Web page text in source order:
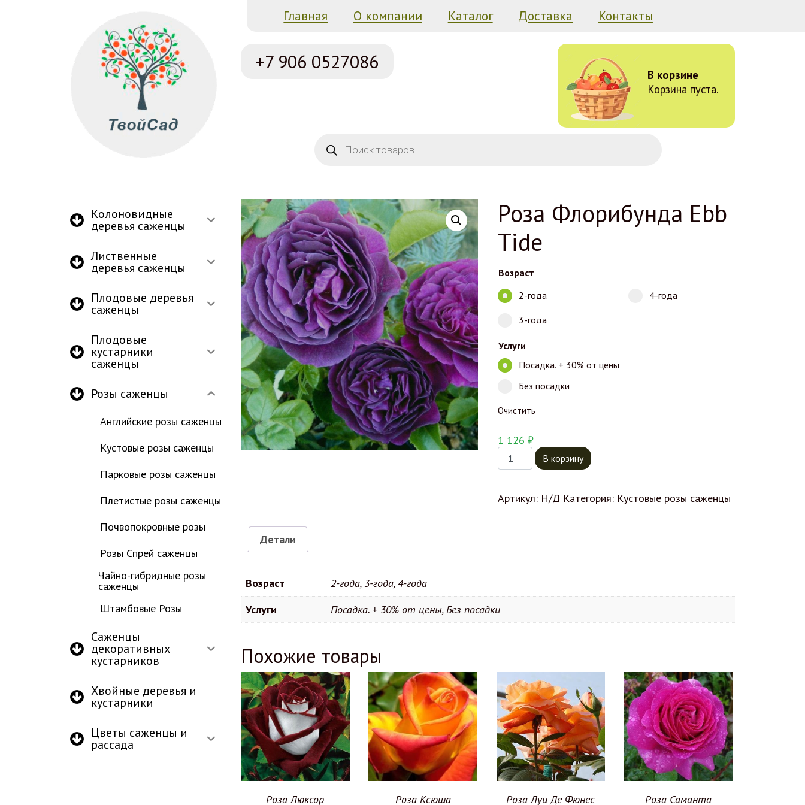
Главная О компании Каталог Доставка Контакты
+7 906 0527086
В корзине
Корзина пуста.
Колоновидные
деревья саженцы
Лиственные
деревья саженцы
Плодовые деревья
саженцы
Плодовые
кустарники
саженцы
Розы саженцы
Английские розы саженцы
Кустовые розы саженцы
Парковые розы саженцы
Плетистые розы саженцы
Почвопокровные розы
Розы Спрей саженцы
Чайно-гибридные розы
саженцы
Штамбовые Розы
Саженцы
декоративных
кустарников
Хвойные деревья и
кустарники
Цветы саженцы и
рассада
Роза Флорибунда Ebb
Tide
Возраст
2-года
3-года
4-года
Услуги
Посадка. + 30% от цены
Без посадки
Очистить
1 126 ₽
Количество товара Роза Флорибунда Ebb Tide
В корзину
Артикул: Н/Д Категория: Кустовые розы саженцы
Детали
Возраст
2-года, 3-года, 4-года
Услуги
Посадка. + 30% от цены, Без посадки
Похожие товары
Роза Люксор Роза Ксюша Роза Луи Де Фюнес Роза Саманта